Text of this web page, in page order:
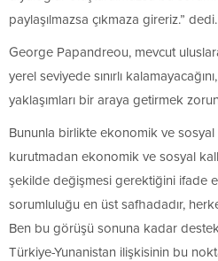
paylaşılmazsa çıkmaza gireriz.” dedi.
George Papandreou, mevcut
yerel seviyede sınırlı
yaklaşımları bir araya getirmek
Bununla birlikte ekonomik ve sosyal
kurutmadan ekonomik ve sosyal
şekilde değişmesi gerektiğini ifade
sorumluluğu en üst safhadadır,
Ben bu görüşü sonuna kadar
Türkiye-Yunanistan ilişkisinin bu